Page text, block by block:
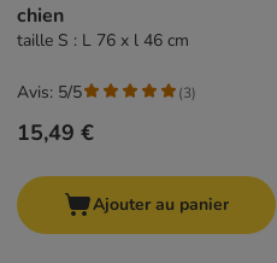
chien
taille S : L 76 x l 46 cm
15,49 €
Avis: 5/5 (3)
Ajouter au panier